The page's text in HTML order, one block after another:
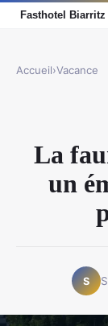
Accueil›Vacance
La
un
S